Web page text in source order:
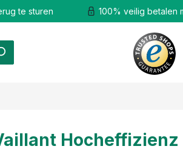
te sturen 100% veilig betalen
Hocheffizienz